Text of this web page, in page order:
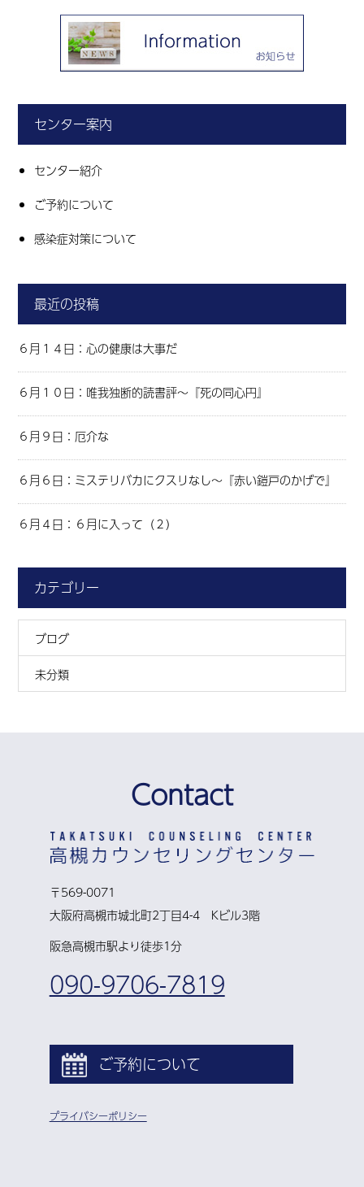
センター案内
センター紹介
ご予約について
感染症対策について
最近の投稿
６月１４日：心の健康は大事だ
６月１０日：唯我独断的読書評～『死の同心円』
６月９日：厄介な
６月６日：ミステリバカにクスリなし～『赤い鎧戸のかげで』
６月４日：６月に入って（２）
カテゴリー
ブログ
未分類
Contact
〒569-0071
大阪府高槻市城北町2丁目4-4 Kビル3階
阪急高槻市駅より徒歩1分
090-9706-7819
ご予約について
プライバシーポリシー